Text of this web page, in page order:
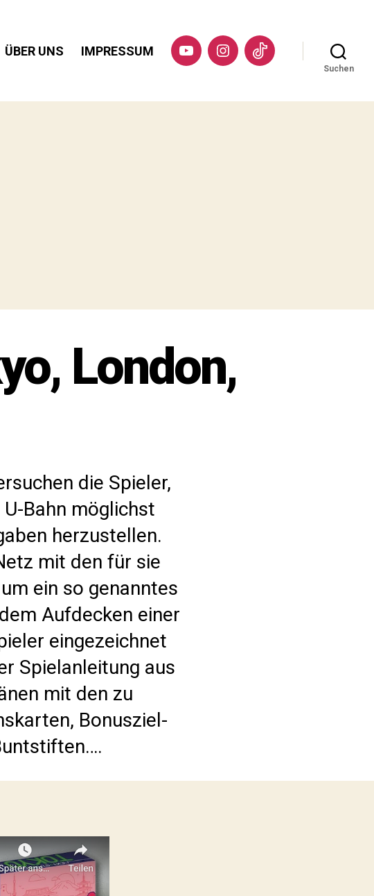
ÜBER UNS IMPRESSUM YouTubeInstagramTikTok
Suchen
London,
die Spieler,
Bahn möglichst
herzustellen.
mit den für sie
ein so genanntes
Aufdecken einer
eingezeichnet
Spielanleitung aus
mit den zu
Bonusziel-